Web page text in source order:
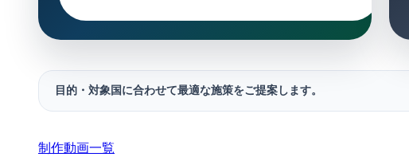
目的・対象国に合わせて最適な施策をご提案します。
制作動画一覧